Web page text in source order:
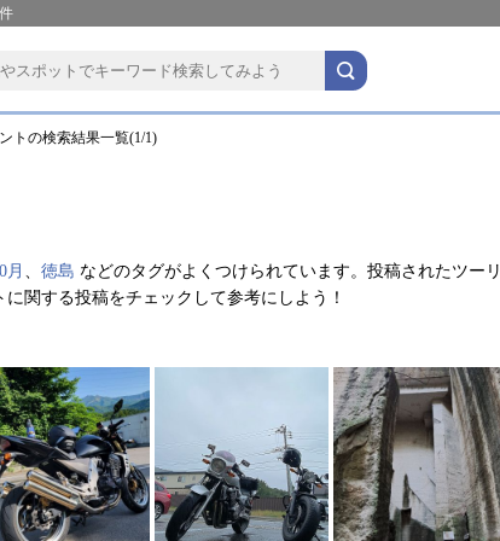
トの検索結果一覧(1/1)
月 、 徳島 などのタグがよくつけられています。投稿されたツーリ
関する投稿をチェックして参考にしよう！